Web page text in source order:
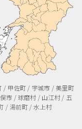
/ 甲佐町 / 宇城市 / 美里町
市 / 球磨村 / 山江村 / 五
/ 湯前町 / 水上村